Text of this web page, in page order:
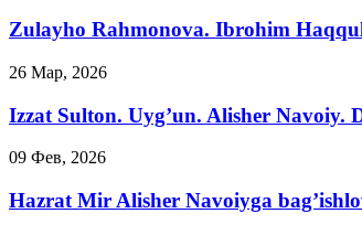
Zulayho Rahmonova. Ibrohim
26 Мар, 2026
Izzat Sulton. Uyg’un. Alisher
09 Фев, 2026
Hazrat Mir Alisher Navoiyga